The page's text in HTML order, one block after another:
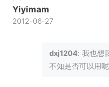
Yiyimam
2012-06-27
dxj1204: 我也想
不知是否可以用呢